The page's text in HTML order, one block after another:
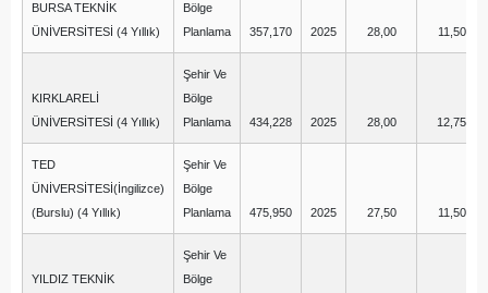
BURSA TEKNİK
ÜNİVERSİTESİ (4 Yıllık)
Bölge
Planlama
357,170 2025 28,00 11,50
KIRKLARELİ
ÜNİVERSİTESİ (4 Yıllık)
Şehir Ve
Bölge
Planlama
434,228 2025 28,00 12,75
TED
ÜNİVERSİTESİ(İngilizce)
(Burslu) (4 Yıllık)
Şehir Ve
Bölge
Planlama
475,950 2025 27,50 11,50
YILDIZ TEKNİK
Şehir Ve
Bölge